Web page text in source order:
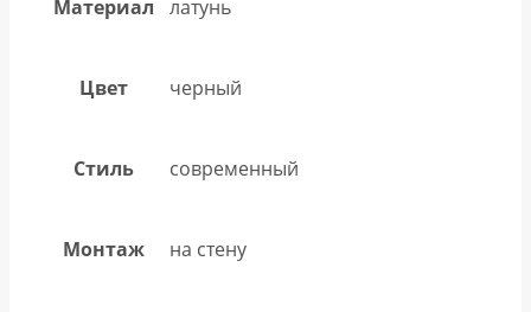
Материал латунь
Цвет черный
Стиль современный
Монтаж на стену